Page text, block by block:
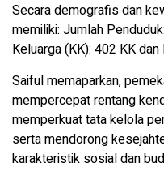
Secara demografis dan
memiliki: Jumlah
Keluarga (KK): 402 KK
Saiful memaparkan,
mempercepat rentang
memperkuat tata kelola
serta mendorong
karakteristik sosial dan